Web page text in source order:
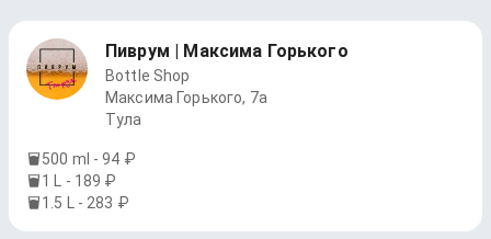
Пиврум | Максима Горького
Bottle Shop
Максима Горького, 7а
Тула
500 ml - 94 ₽
1 L - 189 ₽
1.5 L - 283 ₽